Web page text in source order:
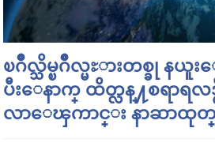
ၿဂိဳလ္သိမ္ၿဂိဳလ္မႊားတစ္ခု နယူ
ပီးေနာက္ ထိတ္လန္႔စရာရလ
လာေၾကာင္း နာဆာထု